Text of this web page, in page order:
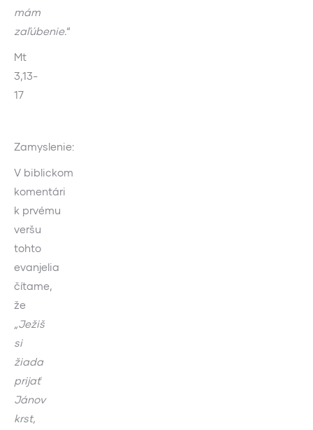
mám
zaľúbenie.“
Mt
3,13-
17
Zamyslenie:
V biblickom
komentári
k prvému
veršu
tohto
evanjelia
čítame,
že
„Ježiš
si
žiada
prijať
Jánov
krst,